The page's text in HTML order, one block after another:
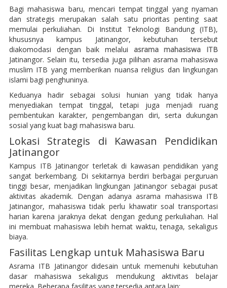
Bagi mahasiswa baru, mencari tempat tinggal yang nyaman
dan strategis merupakan salah satu prioritas penting saat
memulai perkuliahan. Di Institut Teknologi Bandung (ITB),
khususnya kampus Jatinangor, kebutuhan tersebut
diakomodasi dengan baik melalui asrama mahasiswa ITB
Jatinangor. Selain itu, tersedia juga pilihan asrama mahasiswa
muslim ITB yang memberikan nuansa religius dan lingkungan
islami bagi penghuninya.
Keduanya hadir sebagai solusi hunian yang tidak hanya
menyediakan tempat tinggal, tetapi juga menjadi ruang
pembentukan karakter, pengembangan diri, serta dukungan
sosial yang kuat bagi mahasiswa baru.
Lokasi Strategis di Kawasan Pendidikan
Jatinangor
Kampus ITB Jatinangor terletak di kawasan pendidikan yang
sangat berkembang. Di sekitarnya berdiri berbagai perguruan
tinggi besar, menjadikan lingkungan Jatinangor sebagai pusat
aktivitas akademik. Dengan adanya asrama mahasiswa ITB
Jatinangor, mahasiswa tidak perlu khawatir soal transportasi
harian karena jaraknya dekat dengan gedung perkuliahan. Hal
ini membuat mahasiswa lebih hemat waktu, tenaga, sekaligus
biaya.
Fasilitas Lengkap untuk Mahasiswa Baru
Asrama ITB Jatinangor didesain untuk memenuhi kebutuhan
dasar mahasiswa sekaligus mendukung aktivitas belajar